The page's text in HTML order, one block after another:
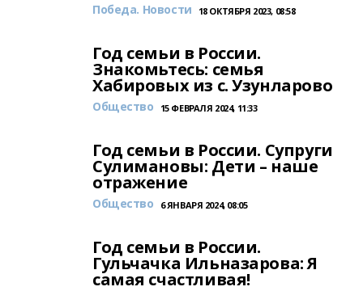
Победа. Новости 18 ОКТЯБРЯ 2023, 08:58
Год семьи в России.
Знакомьтесь: семья
Хабировых из с. Узунларово
Общество 15 ФЕВРАЛЯ 2024, 11:33
Год семьи в России. Супруги
Сулимановы: Дети – наше
отражение
Общество 6 ЯНВАРЯ 2024, 08:05
Год семьи в России.
Гульчачка Ильназарова: Я
самая счастливая!